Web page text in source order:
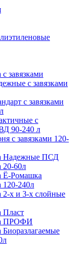
завязками
с завязками
с завязками
с
90-240 л
с завязками 120-
Надежные ПСД
20-60л
Ё-Ромашка
240л
х и 3-х слойные
Пласт
ПРОФИ